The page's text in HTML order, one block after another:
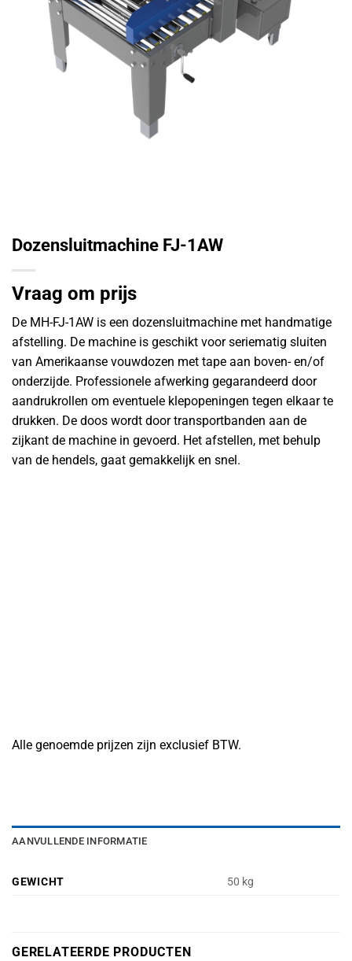
Dozensluitmachine FJ-1AW
Vraag om prijs
De MH-FJ-1AW is een dozensluitmachine met handmatige
afstelling. De machine is geschikt voor seriematig sluiten
van Amerikaanse vouwdozen met tape aan boven- en/of
onderzijde. Professionele afwerking gegarandeerd door
aandrukrollen om eventuele klepopeningen tegen elkaar te
drukken. De doos wordt door transportbanden aan de
zijkant de machine in gevoerd. Het afstellen, met behulp
van de hendels, gaat gemakkelijk en snel.
Alle genoemde prijzen zijn exclusief BTW.
AANVULLENDE INFORMATIE
GEWICHT 50 kg
GERELATEERDE PRODUCTEN